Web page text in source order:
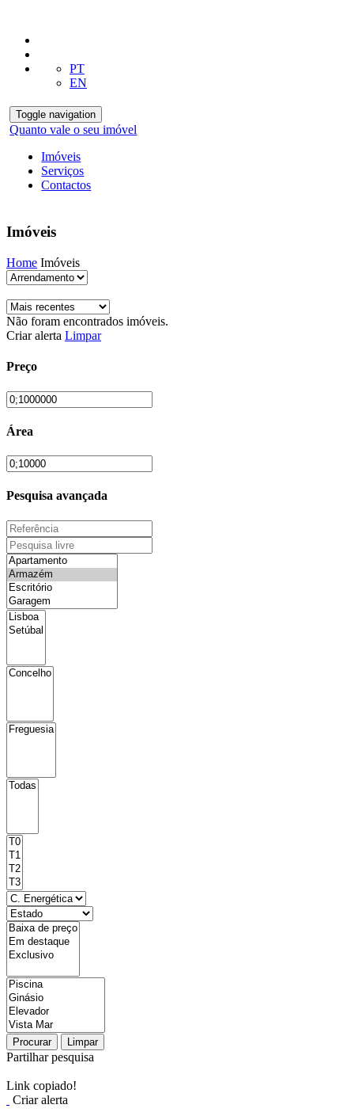
PT
EN
Toggle navigation
Quanto vale o seu imóvel
Imóveis
Serviços
Contactos
Imóveis
Home Imóveis
Não foram encontrados imóveis.
Criar alerta Limpar
Preço
Área
Pesquisa avançada
Procurar Limpar
Partilhar pesquisa
Link copiado!
Criar alerta